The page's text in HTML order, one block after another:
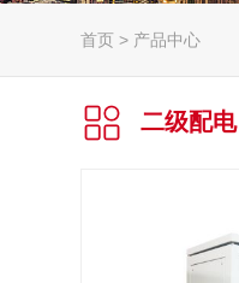
首页 > 产品中心
二级配电